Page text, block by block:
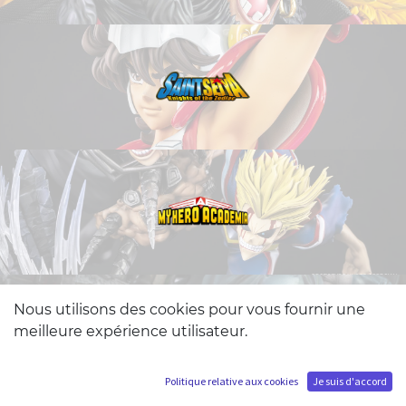
Nous utilisons des cookies pour vous fournir une
meilleure expérience utilisateur.
Politique relative aux cookies Je suis d'accord